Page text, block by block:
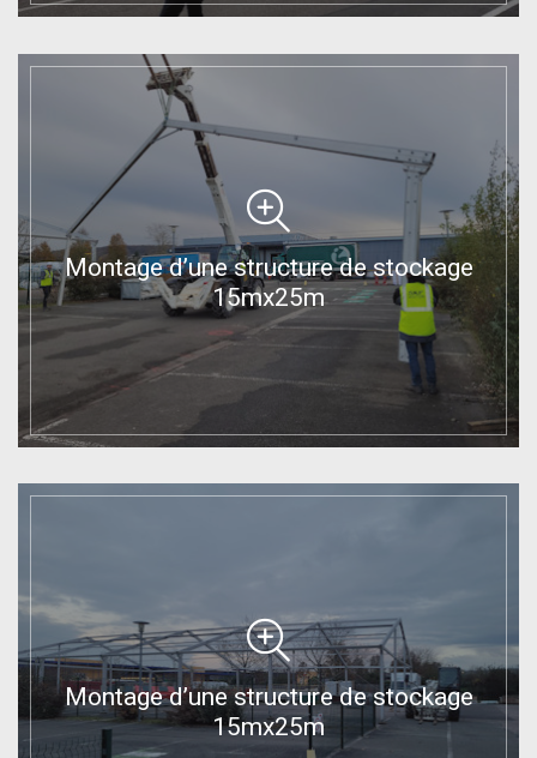
Montage d’une structure de stockage
15mx25m
Montage d’une structure de stockage
15mx25m